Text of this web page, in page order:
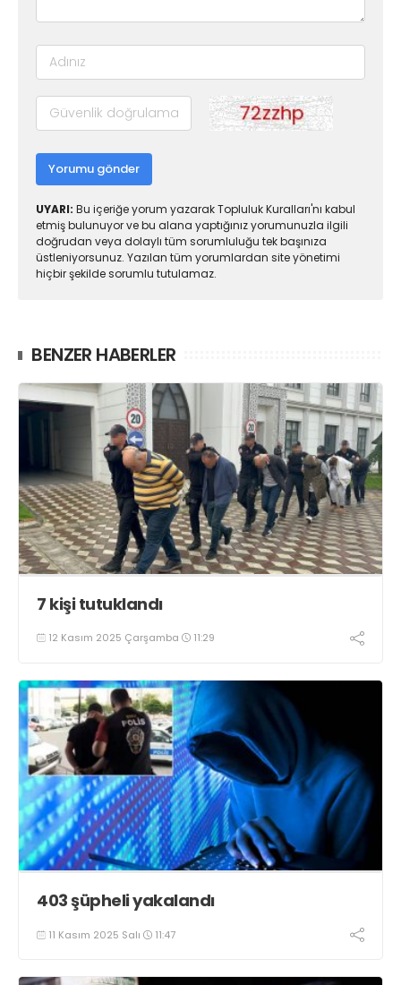
Yorumu gönder
UYARI: Bu içeriğe yorum yazarak Topluluk Kuralları'nı kabul
etmiş bulunuyor ve bu alana yaptığınız yorumunuzla ilgili
doğrudan veya dolaylı tüm sorumluluğu tek başınıza
üstleniyorsunuz. Yazılan tüm yorumlardan site yönetimi
hiçbir şekilde sorumlu tutulamaz.
BENZER HABERLER
7 kişi tutuklandı
12 Kasım 2025 Çarşamba 11:29
403 şüpheli yakalandı
11 Kasım 2025 Salı 11:47